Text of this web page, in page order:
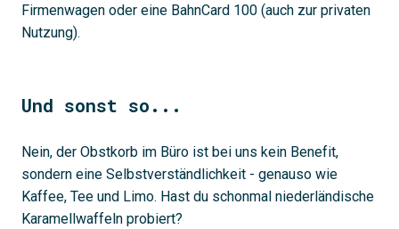
Firmenwagen oder eine BahnCard 100 (auch zur privaten
Nutzung).
Und sonst so...
Nein, der Obstkorb im Büro ist bei uns kein Benefit,
sondern eine Selbstverständlichkeit - genauso wie
Kaffee, Tee und Limo. Hast du schonmal niederländische
Karamellwaffeln probiert?